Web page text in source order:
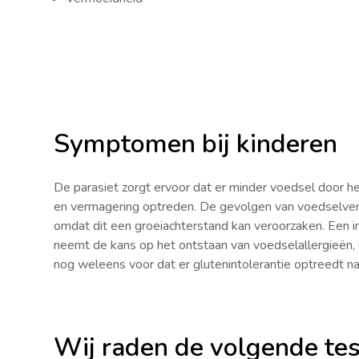
Symptomen bij kinderen
De parasiet zorgt ervoor dat er minder voedsel door
en vermagering optreden. De gevolgen van
omdat dit een groeiachterstand kan veroorzaken. Een
neemt de kans op het ontstaan van
nog weleens voor dat er glutenintolerantie optreedt
Wij raden de volgende